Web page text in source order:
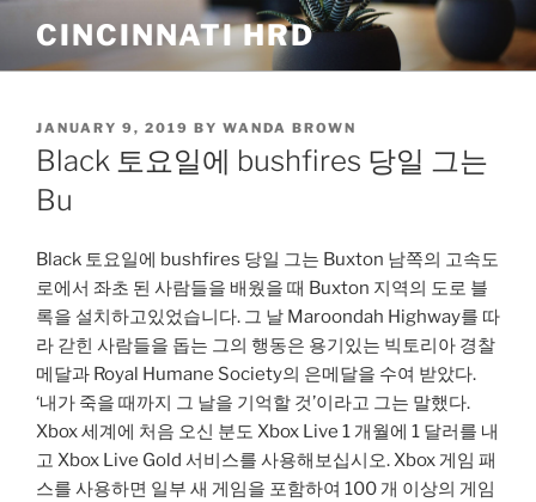
content
CINCINNATI HRD
POSTED
ON
JANUARY 9, 2019 BY WANDA BROWN
Black 토요일에 bushfires 당일 그는
Bu
Black 토요일에 bushfires 당일 그는 Buxton 남쪽의 고속도
로에서 좌초 된 사람들을 배웠을 때 Buxton 지역의 도로 블
록을 설치하고있었습니다. 그 날 Maroondah Highway를 따
라 갇힌 사람들을 돕는 그의 행동은 용기있는 빅토리아 경찰
메달과 Royal Humane Society의 은메달을 수여 받았다.
‘내가 죽을 때까지 그 날을 기억할 것’이라고 그는 말했다.
Xbox 세계에 처음 오신 분도 Xbox Live 1 개월에 1 달러를 내
고 Xbox Live Gold 서비스를 사용해보십시오. Xbox 게임 패
스를 사용하면 일부 새 게임을 포함하여 100 개 이상의 게임